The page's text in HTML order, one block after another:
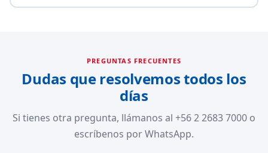
PREGUNTAS FRECUENTES
Dudas que resolvemos todos los
días
Si tienes otra pregunta, llámanos al +56 2 2683 7000 o
escríbenos por WhatsApp.